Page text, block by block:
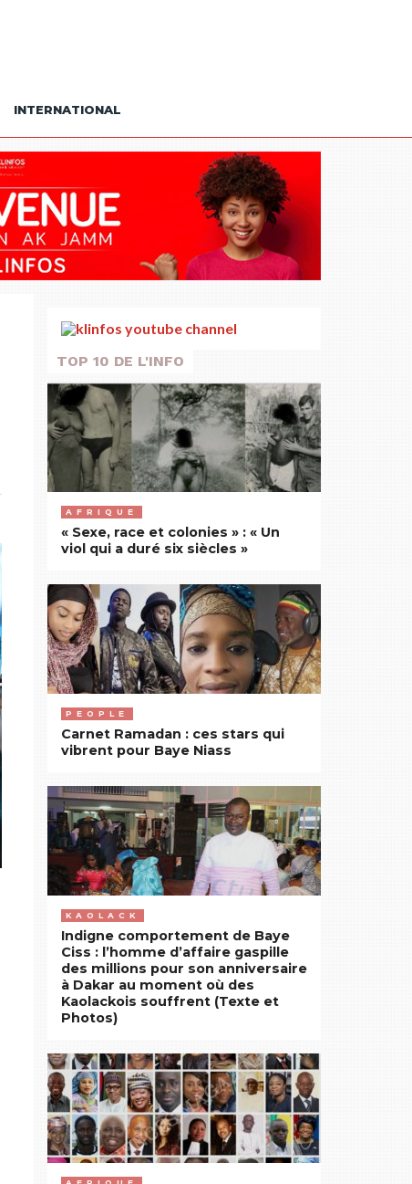
INTERNATIONAL
TOP 10 DE L'INFO
AFRIQUE
« Sexe, race et colonies » : « Un
viol qui a duré six siècles »
PEOPLE
Carnet Ramadan : ces stars qui
vibrent pour Baye Niass
KAOLACK
Indigne comportement de Baye
Ciss : l’homme d’affaire gaspille
des millions pour son anniversaire
à Dakar au moment où des
Kaolackois souffrent (Texte et
Photos)